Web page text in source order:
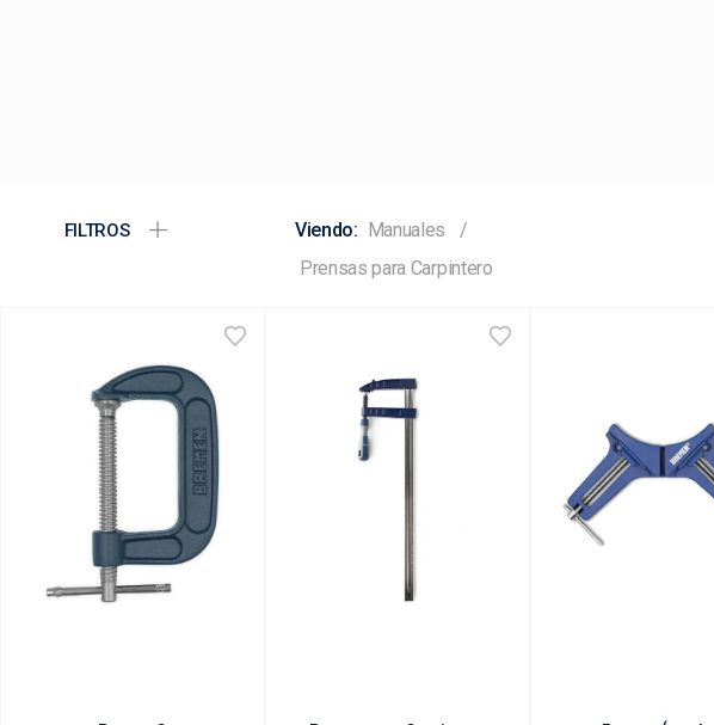
FILTROS
Manuales
Prensas para Carpintero